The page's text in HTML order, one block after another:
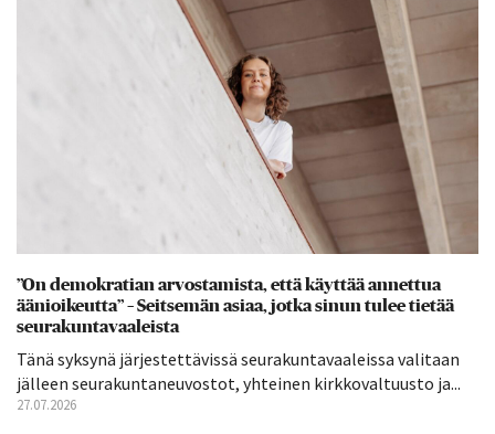
”On demokratian arvostamista, että käyttää annettua
äänioikeutta” – Seitsemän asiaa, jotka sinun tulee tietää
seurakuntavaaleista
Tänä syksynä järjestettävissä seurakuntavaaleissa valitaan
jälleen seurakuntaneuvostot, yhteinen kirkkovaltuusto ja...
27.07.2026